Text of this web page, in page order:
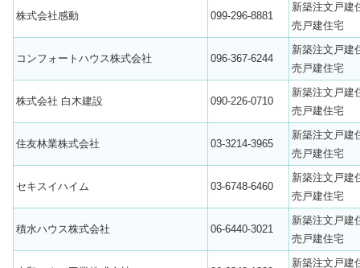
株式会社感動 099-296-8881
新築注文戸建
売戸建住宅
コンフォートハウス株式会社 096-367-6244
新築注文戸建
売戸建住宅
株式会社 白木建設 090-226-0710
新築注文戸建
売戸建住宅
住友林業株式会社 03-3214-3965
新築注文戸建
売戸建住宅
セキスイハイム 03-6748-6460
新築注文戸建
売戸建住宅
積水ハウス株式会社 06-6440-3021
新築注文戸建
売戸建住宅
新築注文戸建